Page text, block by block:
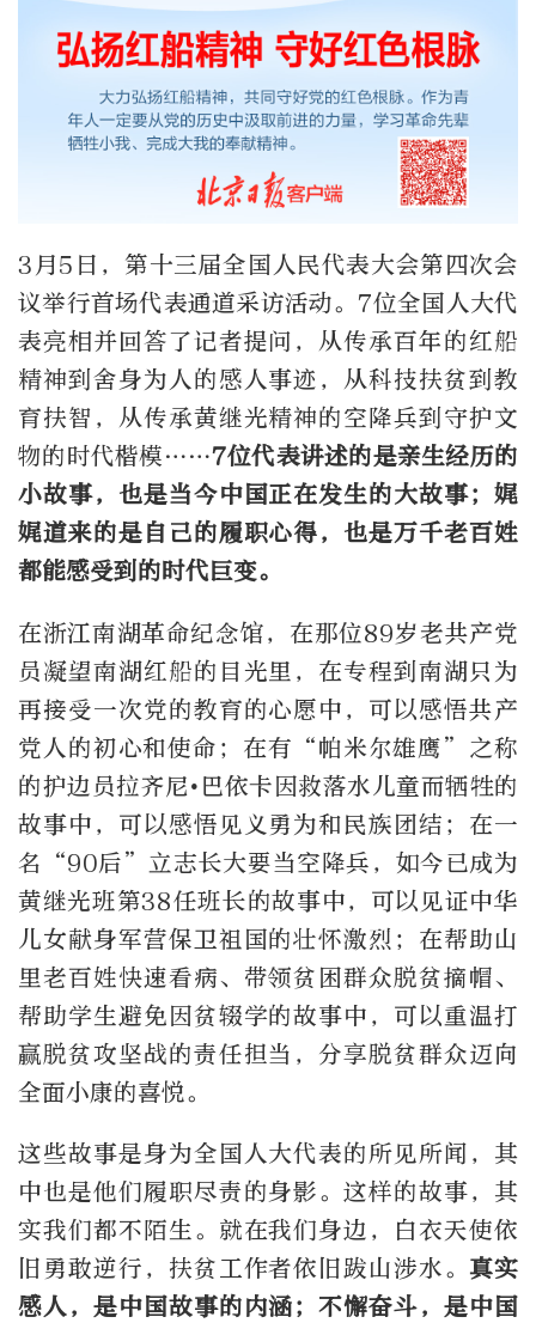
3月5日，第十三届全国人民代表大会第四次会
议举行首场代表通道采访活动。7位全国人大代
表亮相并回答了记者提问，从传承百年的红船
精神到舍身为人的感人事迹，从科技扶贫到教
育扶智，从传承黄继光精神的空降兵到守护文
物的时代楷模……7位代表讲述的是亲生经历的
小故事，也是当今中国正在发生的大故事；娓
娓道来的是自己的履职心得，也是万千老百姓
都能感受到的时代巨变。
在浙江南湖革命纪念馆，在那位89岁老共产党
员凝望南湖红船的目光里，在专程到南湖只为
再接受一次党的教育的心愿中，可以感悟共产
党人的初心和使命；在有“帕米尔雄鹰”之称
的护边员拉齐尼•巴依卡因救落水儿童而牺牲的
故事中，可以感悟见义勇为和民族团结；在一
名“90后”立志长大要当空降兵，如今已成为
黄继光班第38任班长的故事中，可以见证中华
儿女献身军营保卫祖国的壮怀激烈；在帮助山
里老百姓快速看病、带领贫困群众脱贫摘帽、
帮助学生避免因贫辍学的故事中，可以重温打
赢脱贫攻坚战的责任担当，分享脱贫群众迈向
全面小康的喜悦。
这些故事是身为全国人大代表的所见所闻，其
中也是他们履职尽责的身影。这样的故事，其
实我们都不陌生。就在我们身边，白衣天使依
旧勇敢逆行，扶贫工作者依旧跋山涉水。 真实
感人，是中国故事的内涵；不懈奋斗，是中国